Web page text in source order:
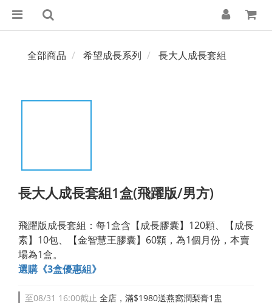
全部商品 希望成長系列 長大人成長套組
長大人成長套組1盒(飛躍版/男方)
飛躍版成長套組：每1盒含【成長膠囊】120顆、【成長
素】10包、【金智慧王膠囊】60顆，為1個月份，本賣
場為1盒。
選購《3盒優惠組》
至08/31 16:00截止 全店，滿$1980送燕窩潤梨膏1盅